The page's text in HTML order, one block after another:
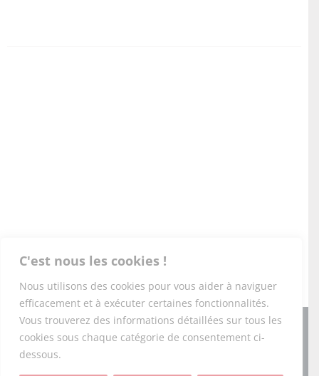
C'est nous les cookies !
Nous utilisons des cookies pour vous aider à naviguer
efficacement et à exécuter certaines fonctionnalités.
Vous trouverez des informations détaillées sur tous les
cookies sous chaque catégorie de consentement ci-
dessous.
Copyright 2026 PONEY-CLUB DU DOMAINE DE L'ESPÉRANCE |
Tous droits réservés | Mentions légales|RGPD|CGV |Foire